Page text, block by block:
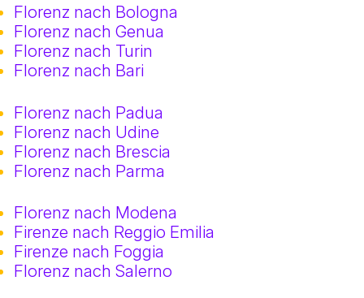
Florenz nach Bologna
Florenz nach Genua
Florenz nach Turin
Florenz nach Bari
Florenz nach Padua
Florenz nach Udine
Florenz nach Brescia
Florenz nach Parma
Florenz nach Modena
Firenze nach Reggio Emilia
Firenze nach Foggia
Florenz nach Salerno